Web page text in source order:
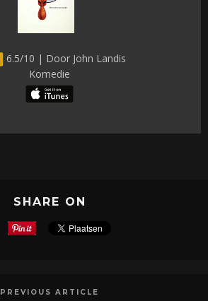
6.5/10 | Door John Landis
Komedie
SHARE ON
PREVIOUS ARTICLE